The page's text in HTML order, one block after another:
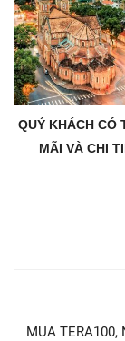
QUÝ KHÁCH CÓ
MÃI VÀ CHI
MUA TERA100,